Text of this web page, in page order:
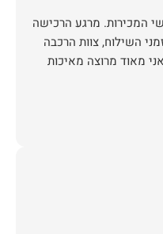
המכירות. מרגע הרכישה
השילוח, צוות הרכבה
מאוד מרוצה מאיכות